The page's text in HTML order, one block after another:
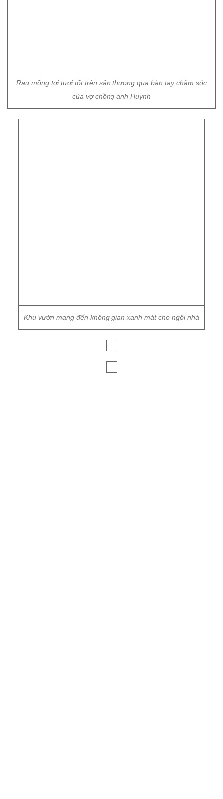
Rau mồng tơi tươi tốt trên sân thượng qua bàn tay chăm sóc
của vợ chồng anh Huynh
Khu vườn mang đến không gian xanh mát cho ngôi nhà